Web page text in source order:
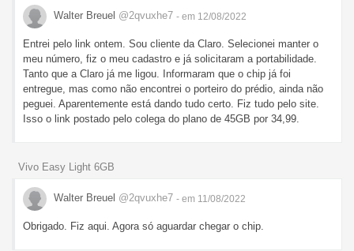
Walter Breuel @2qvuxhe7 - em 12/08/2022
Entrei pelo link ontem. Sou cliente da Claro. Selecionei manter o
meu número, fiz o meu cadastro e já solicitaram a portabilidade.
Tanto que a Claro já me ligou. Informaram que o chip já foi
entregue, mas como não encontrei o porteiro do prédio, ainda não
peguei. Aparentemente está dando tudo certo. Fiz tudo pelo site.
Isso o link postado pelo colega do plano de 45GB por 34,99.
Vivo Easy Light 6GB
Walter Breuel @2qvuxhe7 - em 11/08/2022
Obrigado. Fiz aqui. Agora só aguardar chegar o chip.